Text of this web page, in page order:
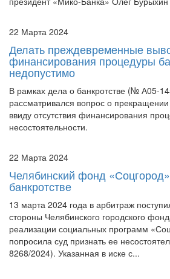
22 Марта 2024
финансирования процедуры
недопустимо
В рамках дела о банкротстве (№ А05-
рассматривался вопрос о прекращении
ввиду отсутствия финансирования
несостоятельности.
22 Марта 2024
банкротстве
13 марта 2024 года в арбитраж
стороны Челябинского городского
реализации социальных программ
попросила суд признать ее
8268/2024). Указанная в иске с...
22 Марта 2024